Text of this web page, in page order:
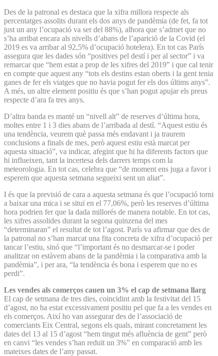
Des de la patronal es destaca que la xifra millora respecte als
percentatges assolits durant els dos anys de pandèmia (de fet, fa tot
just un any l’ocupació va ser del 88%), alhora que s’admet que no
s’ha arribat encara als nivells d’abans de l’aparició de la Covid (el
2019 es va arribar al 92,5% d’ocupació hotelera). En tot cas París
assegura que les dades són “positives pel destí i per al sector” i va
remarcar que “hem estat a prop de les xifres del 2019” i que cal tenir
en compte que aquest any “tots els destins estan oberts i la gent tenia
ganes de fer els viatges que no havia pogut fer els dos últims anys”.
A més, un altre element positiu és que s’han pogut apujar els preus
respecte d’ara fa tres anys.
D’altra banda es manté un “nivell alt” de reserves d’última hora,
moltes entre 1 i 3 dies abans de l’arribada al destí. “Aquest estiu és
una tendència, veurem què passa més endavant i ja traurem
conclusions a finals de mes, però aquest estiu està marcat per
aquesta situació”, va indicar, afegint que hi ha diferents factors que
hi influeixen, tant la incertesa dels darrers temps com la
meteorologia. En tot cas, celebra que “de moment ens juga a favor i
esperem que aquesta setmana segueixi sent un aliat”.
I és que la previsió de cara a aquesta setmana és que l’ocupació torni
a baixar una mica i se situï en el 77,06%, però les reserves d’última
hora podrien fer que la dada millorés de manera notable. En tot cas,
les xifres assolides durant la segona quinzena del mes
“determinaran” el resultat de tot l’agost. París va afirmar que des de
la patronal no s’han marcat una fita concreta de xifra d’ocupació per
tancar l’estiu, sinó que “l’important és no desmarcar-se i poder
analitzar on estàvem abans de la pandèmia i la comparativa amb la
pandèmia”, i per ara, “la tendència és bona i esperem que no es
perdi”.
Les vendes als comerços cauen un 3% el cap de setmana llarg
El cap de setmana de tres dies, coincidint amb la festivitat del 15
d’agost, no ha estat excessivament positiu pel que fa a les vendes en
els comerços. Així ho van assegurar des de l’associació de
comerciants Eix Central, segons els quals, mirant concretament les
dates del 13 al 15 d’agost “hem tingut més afluència de gent” però
en canvi “les vendes s’han reduït un 3%” en comparació amb les
mateixes dates de l’any passat.